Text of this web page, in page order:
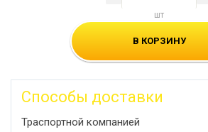
шт
В КОРЗИНУ
Способы доставки
Траспортной компанией